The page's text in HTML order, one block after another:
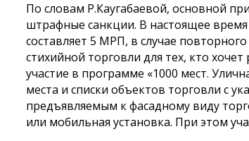
По словам Р.Каугабаевой, основной
штрафные санкции. В настоящее
составляет 5 МРП, в случае
стихийной торговли для тех, кто
участие в программе «1000 мест.
места и списки объектов торговли с
предъявляемым к фасадному виду
или мобильная установка. При этом